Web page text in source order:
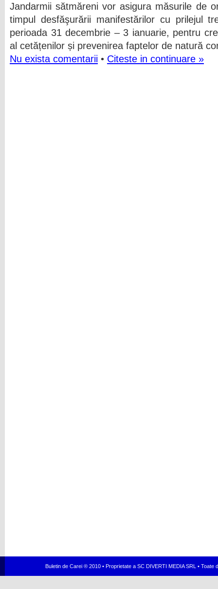
Jandarmii sătmăreni vor asigura măsurile de
timpul desfăşurării manifestărilor cu prilejul
perioada 31 decembrie – 3 ianuarie, pentru
al cetățenilor și prevenirea faptelor de natură
Nu exista comentarii • Citeste in continuare »
Buletin de Carei ® 2010 • Proprietate a SC DIVERTI MEDIA SRL •